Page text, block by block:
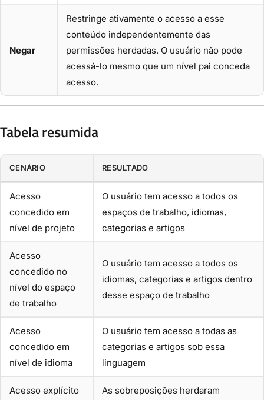
Negar
Restringe ativamente o acesso a esse
conteúdo independentemente das
permissões herdadas. O usuário não pode
acessá-lo mesmo que um nível pai conceda
acesso.
Tabela resumida
CENÁRIO RESULTADO
Acesso
concedido em
nível de projeto
O usuário tem acesso a todos os
espaços de trabalho, idiomas,
categorias e artigos
Acesso
concedido no
nível do espaço
de trabalho
O usuário tem acesso a todos os
idiomas, categorias e artigos dentro
desse espaço de trabalho
Acesso
concedido em
nível de idioma
O usuário tem acesso a todas as
categorias e artigos sob essa
linguagem
Acesso explícito
As sobreposições herdaram